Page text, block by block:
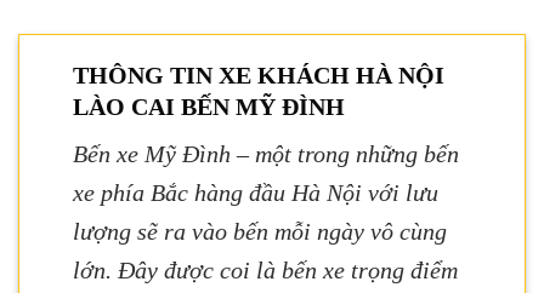
THÔNG TIN XE KHÁCH HÀ NỘI
LÀO CAI BẾN MỸ ĐÌNH
Bến xe Mỹ Đình – một trong những bến
xe phía Bắc hàng đầu Hà Nội với lưu
lượng sẽ ra vào bến mỗi ngày vô cùng
lớn. Đây được coi là bến xe trọng điểm